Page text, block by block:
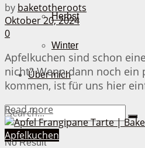
Herbst
Winter
Über mich
No Result
by baketotheroots
Oktober 20, 2024
0
Apfelkuchen sind schon
nicht? Wenn dann noch ein
kommen, ist für uns hier
Read moreDetails
Apfelkuchen